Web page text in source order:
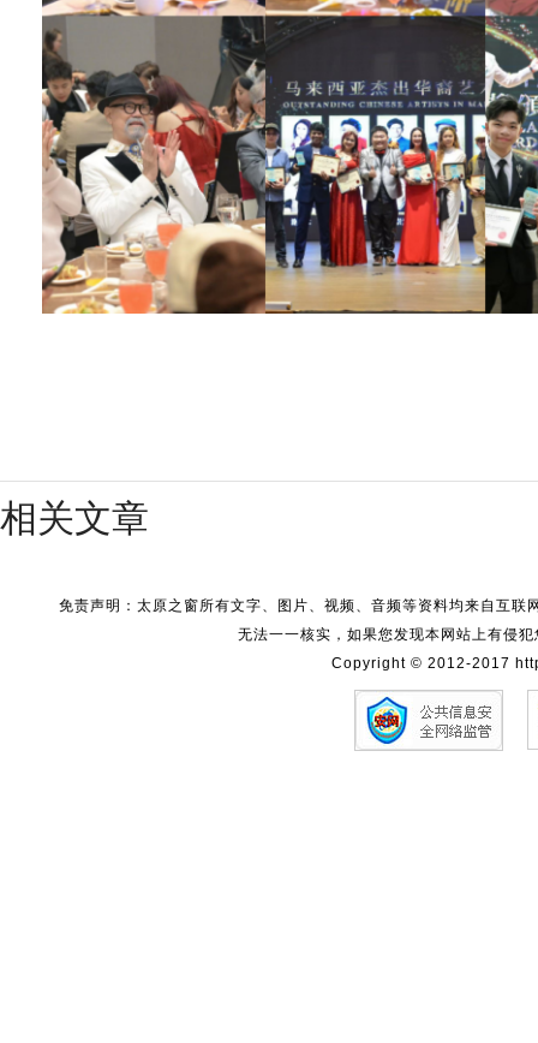
相关文章
免责声明：太原之窗所有文字、图片、视频、音频等资料均来自互
无法一一核实，如果您发现本网站上有侵
Copyright © 2012-2017